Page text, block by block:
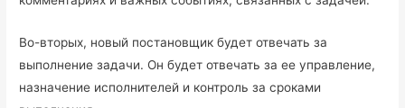
Во-вторых, новый постановщик будет отвечать за
выполнение задачи. Он будет отвечать за ее управление,
назначение исполнителей и контроль за сроками